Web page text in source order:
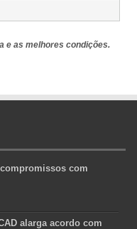
e as melhores condições.
com
alarga acordo com